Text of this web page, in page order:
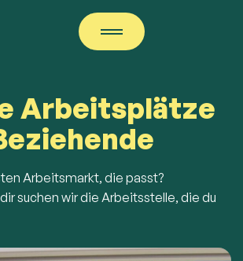
Arbeitsplätze
Arbeitsmarkt, die passt?
suchen wir die Arbeitsstelle, die du